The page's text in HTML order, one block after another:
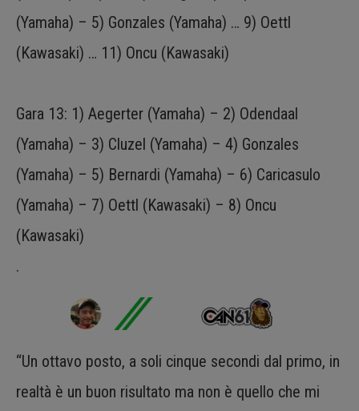
(Yamaha) – 5) Gonzales (Yamaha) … 9) Oettl
(Kawasaki) … 11) Oncu (Kawasaki)
Gara 13: 1) Aegerter (Yamaha) – 2) Odendaal
(Yamaha) – 3) Cluzel (Yamaha) – 4) Gonzales
(Yamaha) – 5) Bernardi (Yamaha) – 6) Caricasulo
(Yamaha) – 7) Oettl (Kawasaki) – 8) Oncu
(Kawasaki)
.
“Un ottavo posto, a soli cinque secondi dal primo, in
realtà è un buon risultato ma non è quello che mi